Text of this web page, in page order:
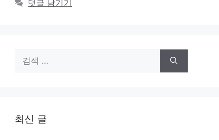
댓글 남기기
색:
최신 글